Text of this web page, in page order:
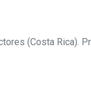
(Costa Rica).